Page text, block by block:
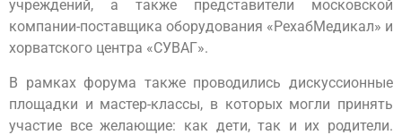
учреждений, а также представители московской
компании-поставщика оборудования «РехабМедикал» и
хорватского центра «СУВАГ».
В рамках форума также проводились дискуссионные
площадки и мастер-классы, в которых могли принять
участие все желающие: как дети, так и их родители.